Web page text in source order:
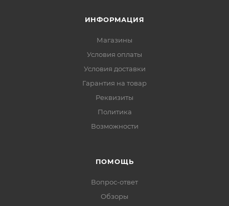
ИНФОРМАЦИЯ
Магазины
Условия оплаты
Условия доставки
Гарантия на товар
Реквизиты
Политика
Возможности
ПОМОЩЬ
Вопрос-ответ
Обзоры